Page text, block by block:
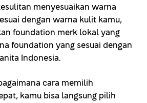
menyesuaikan warna
dengan warna kulit kamu,
foundation merk lokal yang
foundation yang sesuai dengan
Indonesia.
cara memilih
kamu bisa langsung pilih